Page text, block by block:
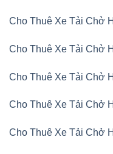
Cho Thuê Xe Tải Chở
Cho Thuê Xe Tải Chở
Cho Thuê Xe Tải Chở
Cho Thuê Xe Tải Chở
Cho Thuê Xe Tải Chở